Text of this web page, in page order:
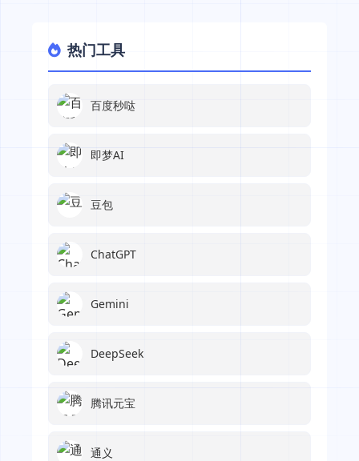
热门工具
百度秒哒
即梦AI
豆包
ChatGPT
Gemini
DeepSeek
腾讯元宝
通义